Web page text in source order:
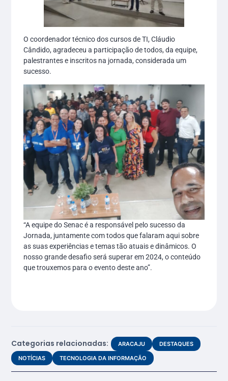
O coordenador técnico dos cursos de TI, Cláudio
Cândido, agradeceu a participação de todos, da equipe,
palestrantes e inscritos na jornada, considerada um
sucesso.
“A equipe do Senac é a responsável pelo sucesso da
Jornada, juntamente com todos que falaram aqui sobre
as suas experiências e temas tão atuais e dinâmicos. O
nosso grande desafio será superar em 2024, o conteúdo
que trouxemos para o evento deste ano”.
Categorias relacionadas: ARACAJU
DESTAQUES
NOTÍCIAS
TECNOLOGIA DA INFORMAÇÃO